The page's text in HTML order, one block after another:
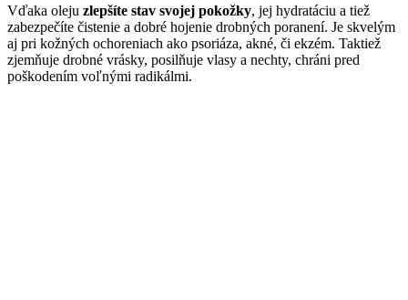
Vďaka oleju zlepšíte stav svojej pokožky, jej hydratáciu a tiež
zabezpečíte čistenie a dobré hojenie drobných poranení. Je skvelým
aj pri kožných ochoreniach ako psoriáza, akné, či ekzém. Taktiež
zjemňuje drobné vrásky, posilňuje vlasy a nechty, chráni pred
poškodením voľnými radikálmi.